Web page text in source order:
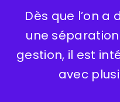
Dès que l’on a
une
gestion, il est
avec